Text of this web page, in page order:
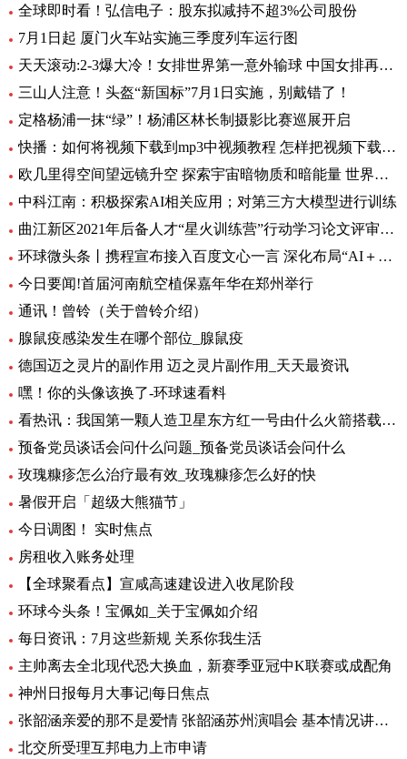
全球即时看！弘信电子：股东拟减持不超3%公司股份
7月1日起 厦门火车站实施三季度列车运行图
天天滚动:2-3爆大冷！女排世界第一意外输球 中国女排再获好消息
三山人注意！头盔“新国标”7月1日实施，别戴错了！
定格杨浦一抹“绿”！杨浦区林长制摄影比赛巡展开启
快播：如何将视频下载到mp3中视频教程 怎样把视频下载到MP3里呢
欧几里得空间望远镜升空 探索宇宙暗物质和暗能量 世界资讯
中科江南：积极探索AI相关应用；对第三方大模型进行训练
曲江新区2021年后备人才“星火训练营”行动学习论文评审会暨结训仪式圆满举办|全球要闻
环球微头条丨携程宣布接入百度文心一言 深化布局“AI＋旅行”应用
今日要闻!首届河南航空植保嘉年华在郑州举行
通讯！曾铃（关于曾铃介绍）
腺鼠疫感染发生在哪个部位_腺鼠疫
德国迈之灵片的副作用 迈之灵片副作用_天天最资讯
嘿！你的头像该换了-环球速看料
看热讯：我国第一颗人造卫星东方红一号由什么火箭搭载_我国第一颗人造卫星
预备党员谈话会问什么问题_预备党员谈话会问什么
玫瑰糠疹怎么治疗最有效_玫瑰糠疹怎么好的快
暑假开启「超级大熊猫节」
今日调图！ 实时焦点
房租收入账务处理
【全球聚看点】宣咸高速建设进入收尾阶段
环球今头条！宝佩如_关于宝佩如介绍
每日资讯：7月这些新规 关系你我生活
主帅离去全北现代恐大换血，新赛季亚冠中K联赛或成配角
神州日报每月大事记|每日焦点
张韶涵亲爱的那不是爱情 张韶涵苏州演唱会 基本情况讲解_天天通讯
北交所受理互邦电力上市申请